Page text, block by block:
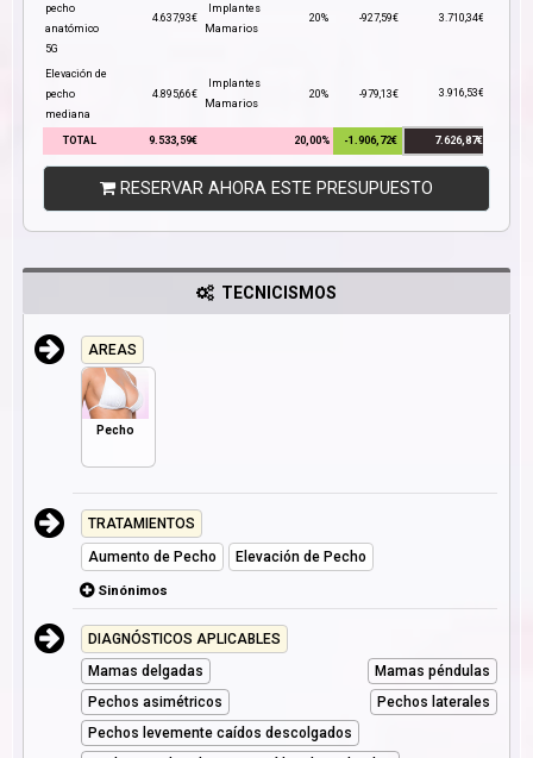
pecho
anatómico
5G
4.637,93€
Implantes
Mamarios
20% -927,59€ 3.710,34€
Elevación de
pecho
mediana
4.895,66€
Implantes
Mamarios
20% -979,13€ 3.916,53€
TOTAL 9.533,59€ 20,00% -1.906,72€ 7.626,87€
RESERVAR AHORA ESTE PRESUPUESTO
TECNICISMOS
AREAS
Pecho
TRATAMIENTOS
Aumento de Pecho
Elevación de Pecho
Sinónimos
DIAGNÓSTICOS APLICABLES
Mamas delgadas
Mamas péndulas
Pechos asimétricos
Pechos laterales
Pechos levemente caídos descolgados